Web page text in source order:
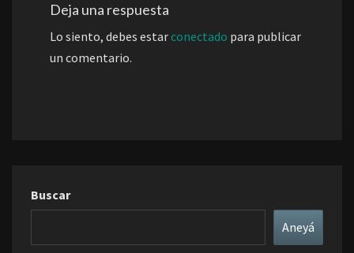
Deja una respuesta
Lo siento, debes estarconectado para publicar
un comentario.
Buscar
Aneyá